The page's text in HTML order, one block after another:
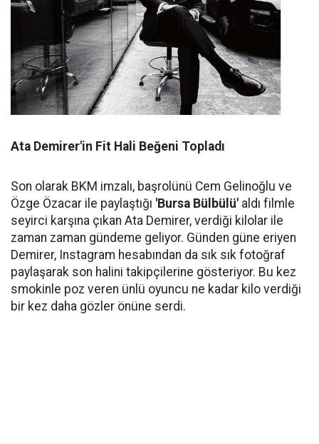
Ata Demirer'in Fit Hali Beğeni Topladı
Son olarak BKM imzalı, başrolünü Cem Gelinoğlu ve
Özge Özacar ile paylaştığı 'Bursa Bülbülü' aldı filmle
seyirci karşına çıkan Ata Demirer, verdiği kilolar ile
zaman zaman gündeme geliyor. Günden güne eriyen
Demirer, Instagram hesabından da sık sık fotoğraf
paylaşarak son halini takipçilerine gösteriyor. Bu kez
smokinle poz veren ünlü oyuncu ne kadar kilo verdiği
bir kez daha gözler önüne serdi.